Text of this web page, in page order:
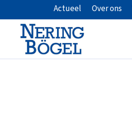
Actueel Over ons